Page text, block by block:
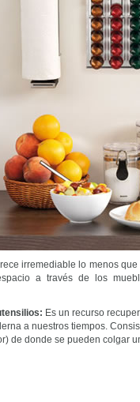
irremediable lo menos
a través de los
Es un recurso
a nuestros tiempos.
de donde se pueden colgar